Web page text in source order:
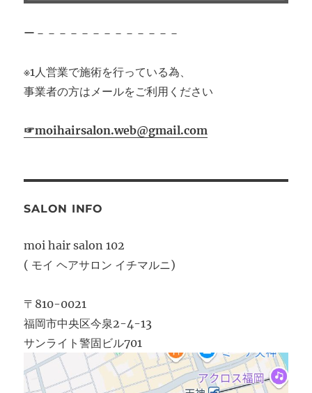
ー－－－－－－－－－－－－－
※1人営業で施術を行っている為、
事業者の方はメールをご利用ください
☞moihairsalon.web@gmail.com
SALON INFO
moi hair salon 102
( モイ ヘアサロン イチマルニ)
〒810-0021
福岡市中央区今泉2-4-13
サンライト警固ビル701